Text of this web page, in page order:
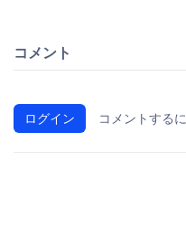
コメント
ログイン コメントする